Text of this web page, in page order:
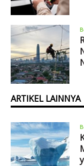
ARTIKEL LAINNYA